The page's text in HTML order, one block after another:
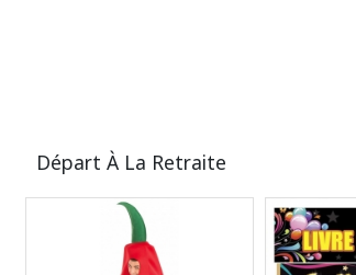
Départ À La Retraite